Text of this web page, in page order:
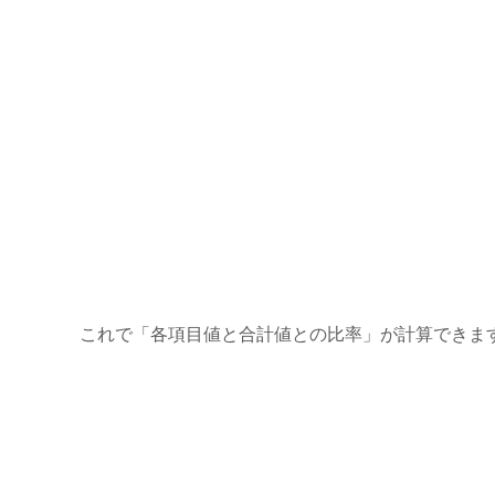
これで「各項目値と合計値との比率」が計算できま